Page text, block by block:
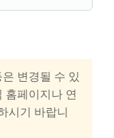
변경될 수 있
홈페이지나 연
시기 바랍니